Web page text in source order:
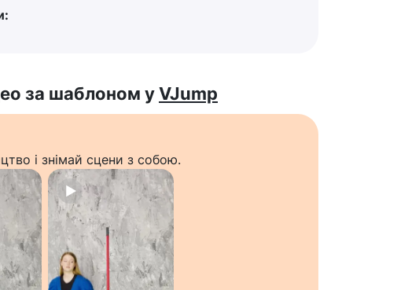
за шаблоном уVJump
і знімай сцени з собою.